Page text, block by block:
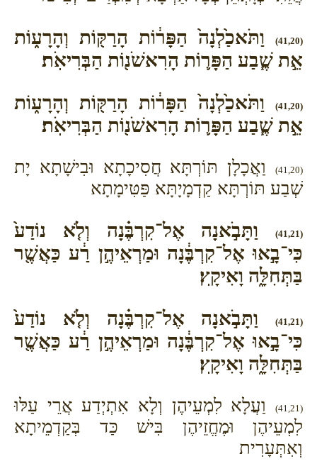
(41,20)
וַתֹּאכַ֙לְנָה֙ הַפָּר֔וֹת הָרַקּ֖וֹת וְהָרָע֑וֹת
אֵ֣ת שֶׁ֧בַע הַפָּר֛וֹת הָרִאשֹׁנ֖וֹת הַבְּרִיאֹֽת׃
(41,20)
וַתֹּאכַ֙לְנָה֙ הַפָּר֔וֹת הָרַקּ֖וֹת וְהָרָע֑וֹת
אֵ֣ת שֶׁ֧בַע הַפָּר֛וֹת הָרִאשֹׁנ֖וֹת הַבְּרִיאֹֽת׃
(41,20)
וַאֲכָלָן תּוֹרְתָּא חֲסִיכָתָא וּבִישָׁתָא יָת
שְׁבַע תּוֹרְתָּא קַדְמָיָתָּא פַּטִּימָתָא
(41,21)
וַתָּבֹ֣אנָה אֶל־קִרְבֶּ֗נָה וְלֹ֤א נוֹדַע֙
כִּי־בָ֣אוּ אֶל־קִרְבֶּ֔נָה וּמַרְאֵיהֶ֣ן רַ֔ע כַּאֲשֶׁ֖ר
בַּתְּחִלָּ֑ה וָאִיקָֽץ׃
(41,21)
וַתָּבֹ֣אנָה אֶל־קִרְבֶּ֗נָה וְלֹ֤א נוֹדַע֙
כִּי־בָ֣אוּ אֶל־קִרְבֶּ֔נָה וּמַרְאֵיהֶ֣ן רַ֔ע כַּאֲשֶׁ֖ר
בַּתְּחִלָּ֑ה וָאִיקָֽץ׃
(41,21)
וַעֲלָא לִמְעֵיהֶן וְלָא אִתְיְדַע אֲרֵי עַלּוּ
לִמְעֵיהֶן וּמֶחֱזֵיהֶן בִּישׁ כַּד בְּקַדְמֵיתָא
וְאִתְּעָרִית